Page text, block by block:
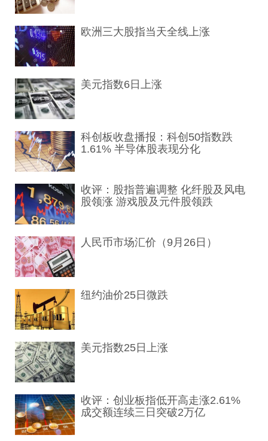
欧洲三大股指当天全线上涨
美元指数6日上涨
科创板收盘播报：科创50指数跌
1.61% 半导体股表现分化
收评：股指普遍调整 化纤股及风电
股领涨 游戏股及元件股领跌
人民币市场汇价（9月26日）
纽约油价25日微跌
美元指数25日上涨
收评：创业板指低开高走涨2.61%
成交额连续三日突破2万亿